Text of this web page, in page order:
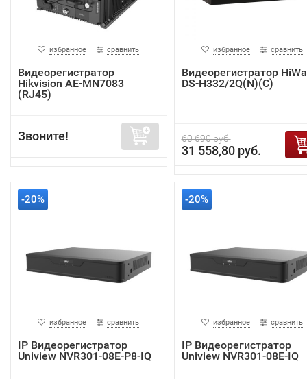
избранное сравнить
Видеорегистратор
Hikvision AE-MN7083
(RJ45)
Звоните!
избранное сравнить
Видеорегистратор
DS-H332/2Q(N)(C)
60 690 руб.
31 558,80 руб.
-20%
избранное сравнить
IP Видеорегистратор
Uniview NVR301-08E-P8-IQ
-20%
избранное сравнить
IP Видеорегистратор
Uniview NVR301-08E-IQ